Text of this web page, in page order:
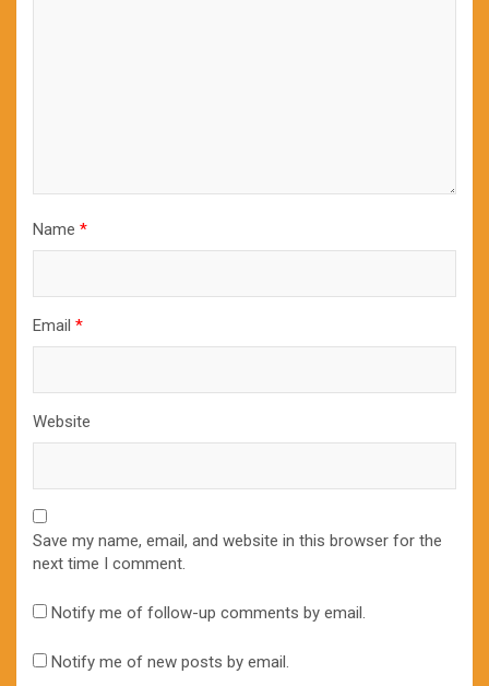
Name *
Email *
Website
Save my name, email, and website in this browser for the
next time I comment.
Notify me of follow-up comments by email.
Notify me of new posts by email.